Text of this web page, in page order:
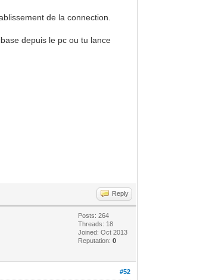
de la connection.
depuis le pc ou tu lance
Reply
Posts: 264
Threads: 18
Joined: Oct 2013
Reputation:0
#52